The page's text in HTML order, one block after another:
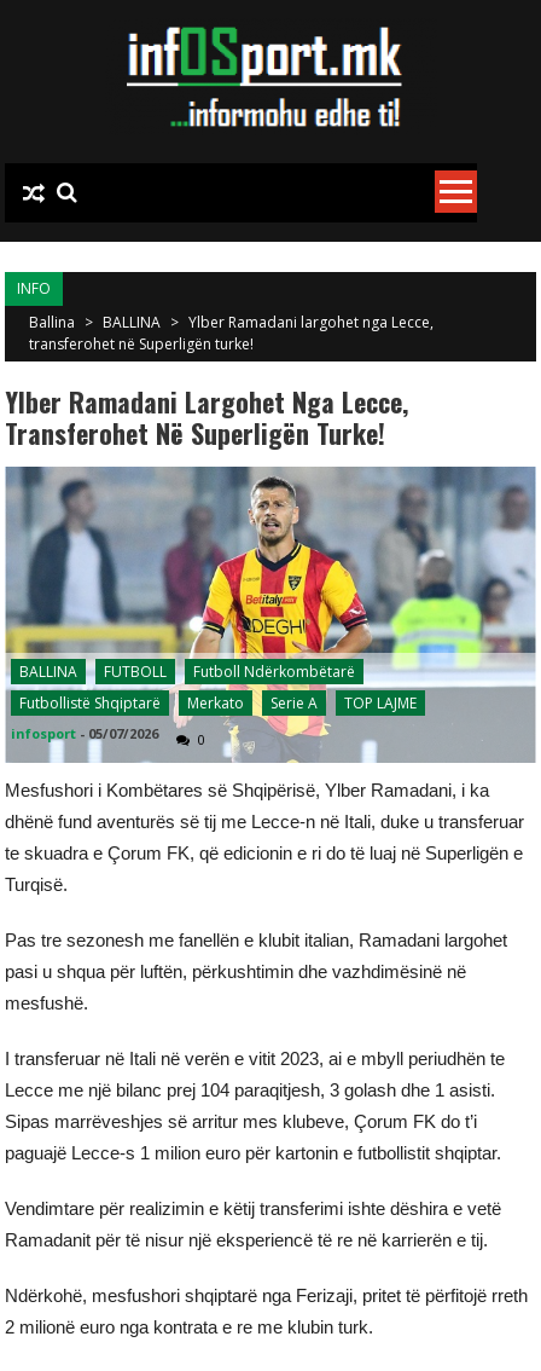
INFO
Ballina > BALLINA > Ylber Ramadani largohet nga Lecce,
transferohet në Superligën turke!
Ylber Ramadani Largohet Nga Lecce,
Transferohet Në Superligën Turke!
BALLINA FUTBOLL
Futboll Ndërkombëtarë
Futbollistë Shqiptarë
Merkato Serie A TOP LAJME
infosport - 05/07/2026 0
Mesfushori i Kombëtares së Shqipërisë, Ylber Ramadani, i ka
dhënë fund aventurës së tij me Lecce-n në Itali, duke u transferuar
te skuadra e Çorum FK, që edicionin e ri do të luaj në Superligën e
Turqisë.
Pas tre sezonesh me fanellën e klubit italian, Ramadani largohet
pasi u shqua për luftën, përkushtimin dhe vazhdimësinë në
mesfushë.
I transferuar në Itali në verën e vitit 2023, ai e mbyll periudhën te
Lecce me një bilanc prej 104 paraqitjesh, 3 golash dhe 1 asisti.
Sipas marrëveshjes së arritur mes klubeve, Çorum FK do t’i
paguajë Lecce-s 1 milion euro për kartonin e futbollistit shqiptar.
Vendimtare për realizimin e këtij transferimi ishte dëshira e vetë
Ramadanit për të nisur një eksperiencë të re në karrierën e tij.
Ndërkohë, mesfushori shqiptarë nga Ferizaji, pritet të përfitojë rreth
2 milionë euro nga kontrata e re me klubin turk.